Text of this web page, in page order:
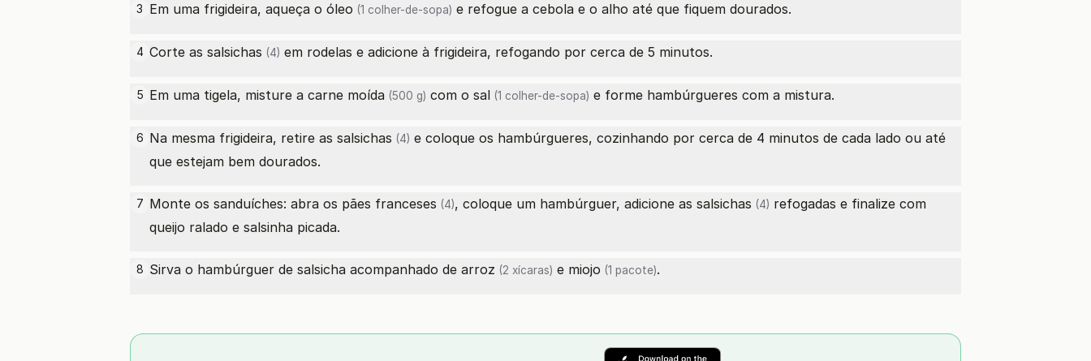
3 Em uma frigideira, aqueça o óleo (1 colher-de-sopa) e refogue a cebola e o alho até que fiquem dourados.
4 Corte as salsichas (4) em rodelas e adicione à frigideira, refogando por cerca de 5 minutos.
5 Em uma tigela, misture a carne moída (500 g) com o sal (1 colher-de-sopa) e forme hambúrgueres com a mistura.
6 Na mesma frigideira, retire as salsichas (4) e coloque os hambúrgueres, cozinhando por cerca de 4 minutos de cada lado ou até
que estejam bem dourados.
7 Monte os sanduíches: abra os pães franceses (4), coloque um hambúrguer, adicione as salsichas (4) refogadas e finalize com
queijo ralado e salsinha picada.
8 Sirva o hambúrguer de salsicha acompanhado de arroz (2 xícaras) e miojo (1 pacote).